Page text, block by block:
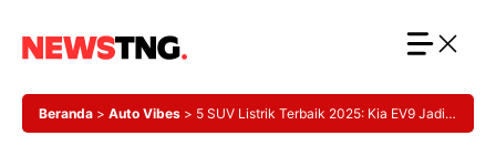
Beranda > Auto Vibes > 5 SUV Listrik Terbaik 2025: Kia EV9 Jadi